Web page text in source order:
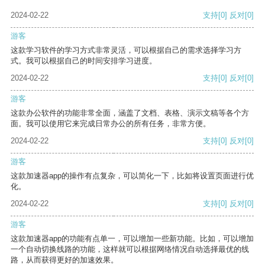
2024-02-22 支持[0] 反对[0]
游客
这款学习软件的学习方式非常灵活，可以根据自己的需求选择学习方
式。我可以根据自己的时间安排学习进度。
2024-02-22
支持[0] 反对[0]
游客
这款办公软件的功能非常全面，涵盖了文档、表格、演示文稿等各个方
面。我可以使用它来完成日常办公的所有任务，非常方便。
2024-02-22
支持[0] 反对[0]
游客
这款加速器app的操作有点复杂，可以简化一下，比如将设置页面进行优
化。
2024-02-22
支持[0] 反对[0]
游客
这款加速器app的功能有点单一，可以增加一些新功能。比如，可以增加
一个自动切换线路的功能，这样就可以根据网络情况自动选择最优的线
路，从而获得更好的加速效果。